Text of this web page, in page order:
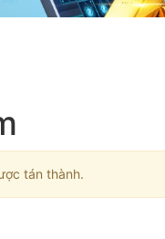
tán thành.